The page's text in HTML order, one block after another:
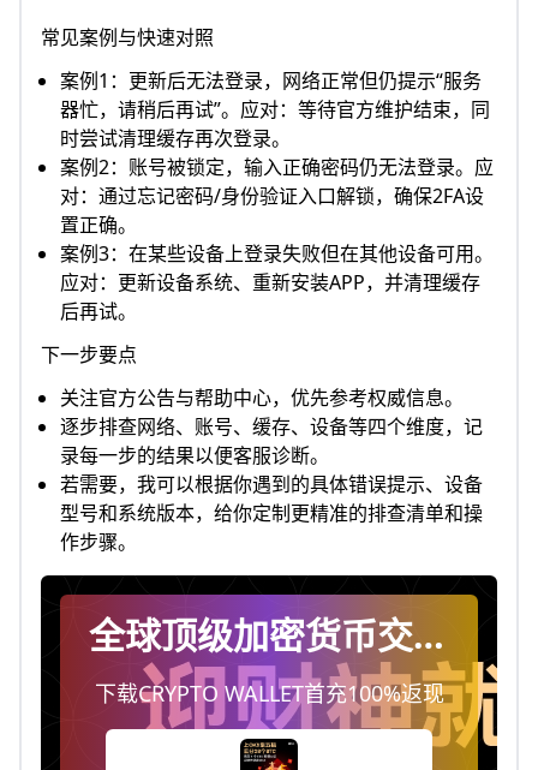
常见案例与快速对照
案例1：更新后无法登录，网络正常但仍提示“服务
器忙，请稍后再试”。应对：等待官方维护结束，同
时尝试清理缓存再次登录。
案例2：账号被锁定，输入正确密码仍无法登录。应
对：通过忘记密码/身份验证入口解锁，确保2FA设
置正确。
案例3：在某些设备上登录失败但在其他设备可用。
应对：更新设备系统、重新安装APP，并清理缓存
后再试。
下一步要点
关注官方公告与帮助中心，优先参考权威信息。
逐步排查网络、账号、缓存、设备等四个维度，记
录每一步的结果以便客服诊断。
若需要，我可以根据你遇到的具体错误提示、设备
型号和系统版本，给你定制更精准的排查清单和操
作步骤。
全球顶级加密货币交易
平台
下载CRYPTO WALLET首充100%返现